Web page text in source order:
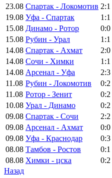
23.08 Спартак - Локомотив 2:1
19.08 Уфа - Спартак 1:1
15.08 Динамо - Ротор 0:0
15.08 Рубин - Урал 1:1
14.08 Спартак - Ахмат 2:0
14.08 Сочи - Химки 1:1
14.08 Арсенал - Уфа 2:3
11.08 Рубин - Локомотив 0:2
11.08 Ротор - Зенит 0:2
10.08 Урал - Динамо 0:2
09.08 Спартак - Сочи 2:2
09.08 Арсенал - Ахмат 0:0
09.08 Уфа - Краснодар 0:3
08.08 Тамбов - Ростов 0:1
08.08 Химки - цска 0:2
Назад